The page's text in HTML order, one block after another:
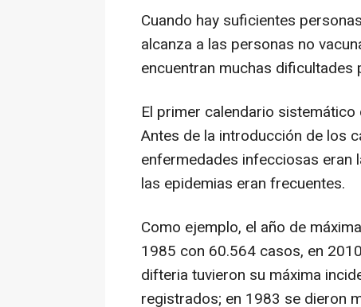
Cuando hay suficientes
alcanza a las personas no
encuentran muchas dificultades
El primer calendario
Antes de la introducción de los
enfermedades infecciosas eran
las epidemias eran frecuentes.
Como ejemplo, el año de
1985 con 60.564 casos, en
difteria tuvieron su máxima
registrados; en 1983 se dieron